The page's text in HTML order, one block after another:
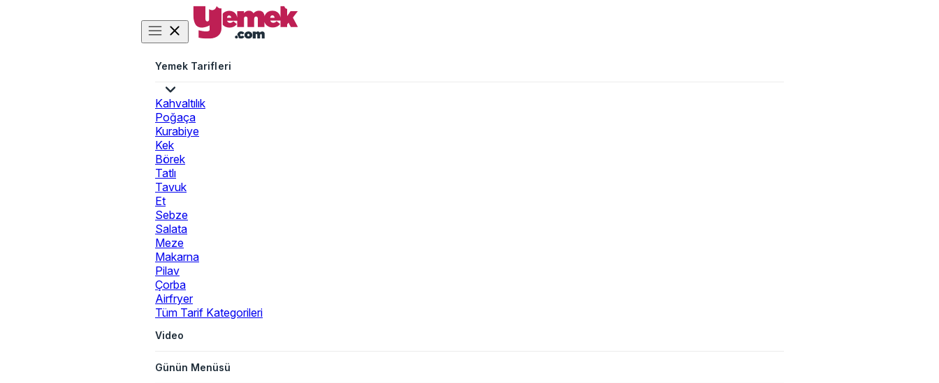
Yemek Tarifleri
Kahvaltılık
Poğaça
Kurabiye
Kek
Börek
Tatlı
Tavuk
Et
Sebze
Salata
Meze
Makarna
Pilav
Çorba
Airfryer
Tüm Tarif Kategorileri
Video
Günün Menüsü